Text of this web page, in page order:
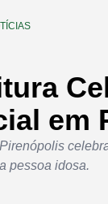
em
pessoa idosa.